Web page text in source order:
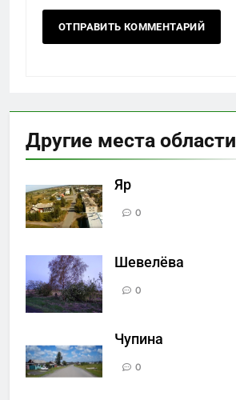
Другие места области
Яр
0
Шевелёва
0
Чупина
0